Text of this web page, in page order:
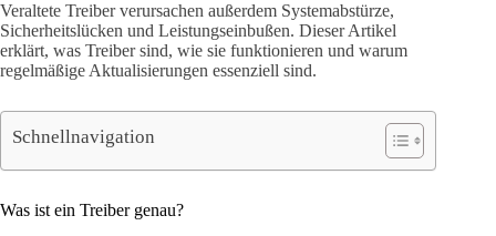
Veraltete Treiber verursachen außerdem Systemabstürze,
Sicherheitslücken und Leistungseinbußen. Dieser Artikel
erklärt, was Treiber sind, wie sie funktionieren und warum
regelmäßige Aktualisierungen essenziell sind.
Schnellnavigation
Was ist ein Treiber genau?